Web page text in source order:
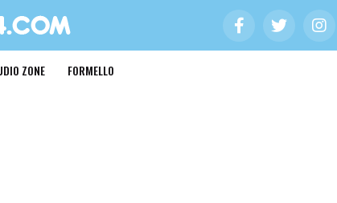
ZONE FORMELLO